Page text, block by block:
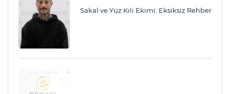
Sakal ve Yüz Kılı Ekimi: Eksiksiz Rehber